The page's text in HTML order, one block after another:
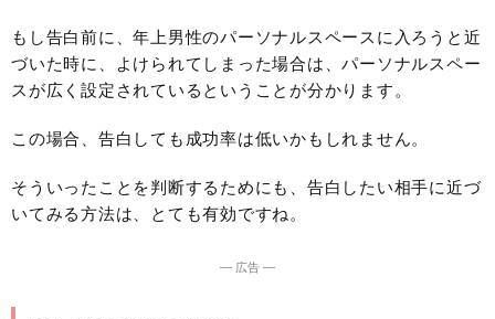
もし告白前に、年上男性のパーソナルスペースに入ろうと近
づいた時に、よけられてしまった場合は、パーソナルスペー
スが広く設定されているということが分かります。
この場合、告白しても成功率は低いかもしれません。
そういったことを判断するためにも、告白したい相手に近づ
いてみる方法は、とても有効ですね。
― 広告 ―